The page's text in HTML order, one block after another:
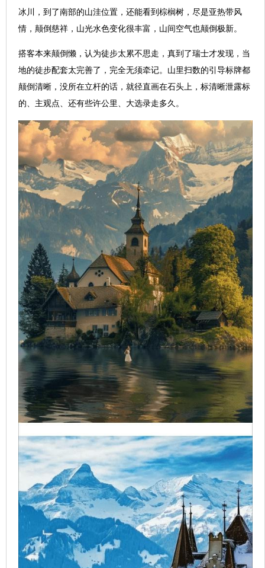
冰川，到了南部的山洼位置，还能看到棕榈树，尽是亚热带风
情，颠倒慈祥，山光水色变化很丰富，山间空气也颠倒极新。
搭客本来颠倒懒，认为徒步太累不思走，真到了瑞士才发现，当
地的徒步配套太完善了，完全无须牵记。山里扫数的引导标牌都
颠倒清晰，没所在立杆的话，就径直画在石头上，标清晰泄露标
的、主观点、还有些许公里、大选录走多久。